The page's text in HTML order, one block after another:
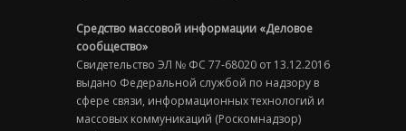
Средство массовой информации «Деловое
сообщество»
Свидетельство ЭЛ № ФС 77-68020 от 13.12.2016
выдано Федеральной службой по надзору в
сфере связи, информационных технологий и
массовых коммуникаций (Роскомнадзор)